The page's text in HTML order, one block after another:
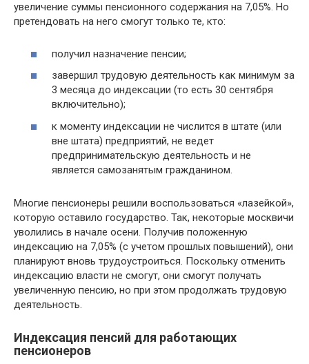
увеличение суммы пенсионного содержания на 7,05%. Но
претендовать на него смогут только те, кто:
получил назначение пенсии;
завершил трудовую деятельность как минимум за
3 месяца до индексации (то есть 30 сентября
включительно);
к моменту индексации не числится в штате (или
вне штата) предприятий, не ведет
предпринимательскую деятельность и не
является самозанятым гражданином.
Многие пенсионеры решили воспользоваться «лазейкой»,
которую оставило государство. Так, некоторые москвичи
уволились в начале осени. Получив положенную
индексацию на 7,05% (с учетом прошлых повышений), они
планируют вновь трудоустроиться. Поскольку отменить
индексацию власти не смогут, они смогут получать
увеличенную пенсию, но при этом продолжать трудовую
деятельность.
Индексация пенсий для работающих
пенсионеров